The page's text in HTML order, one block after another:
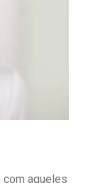
com aqueles